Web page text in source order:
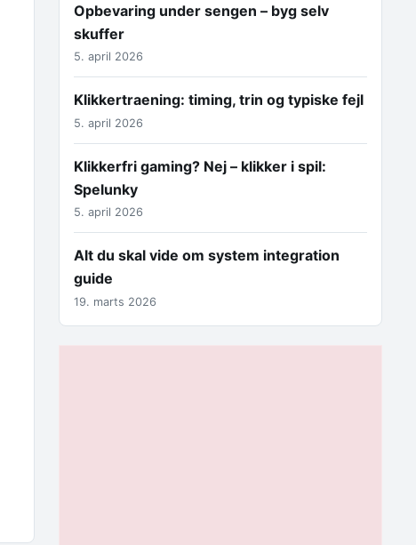
Opbevaring under sengen – byg selv
skuffer
5. april 2026
Klikkertraening: timing, trin og typiske fejl
5. april 2026
Klikkerfri gaming? Nej – klikker i spil:
Spelunky
5. april 2026
Alt du skal vide om system integration
guide
19. marts 2026